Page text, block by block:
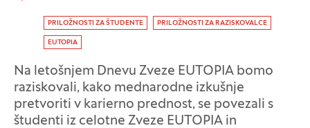
Oznaka dogodka
PRILOŽNOSTI ZA ŠTUDENTE PRILOŽNOSTI ZA RAZISKOVALCE
EUTOPIA
Na letošnjem Dnevu Zveze EUTOPIA bomo
raziskovali, kako mednarodne izkušnje
pretvoriti v karierno prednost, se povezali s
študenti iz celotne Zveze EUTOPIA in